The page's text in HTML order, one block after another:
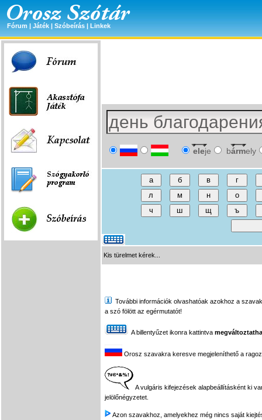
Fórum | Játék | Szóbeírás | Linkek
eleje bármely
Kis türelmet kérek...
További információk olvashatóak azokhoz a
a szó fölött az egérmutatót!
A billentyűzet ikonra kattintva
Orosz szavakra keresve megjeleníthető a
A vulgáris kifejezések alapbeállításként ki
jelölőnégyzetet.
Azon szavakhoz, amelyekhez még nincs saját